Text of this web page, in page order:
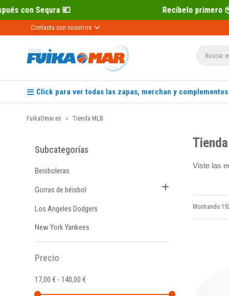
💶 Recíbelo primero 📦 Paga
Contacta con nosotros
Click para ver todas las zapas, merchan y
FuikaOmar.es Tienda MLB
Subcategorías
Beisboleras
Gorras de béisbol
Los Angeles Dodgers
New York Yankees
Precio
17,00 € - 140,00 €
Viste las
Mostrando